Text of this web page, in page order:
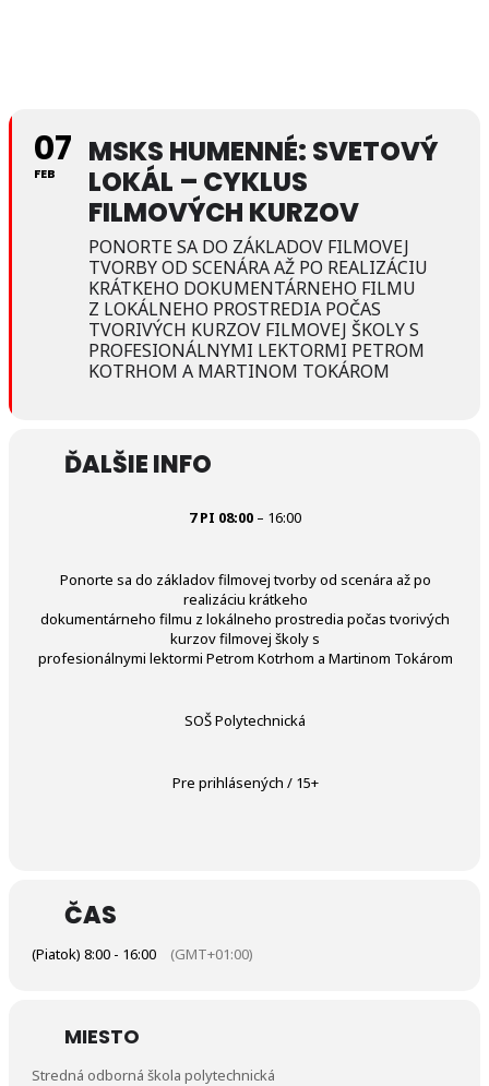
07
FEB
MSKS HUMENNÉ: SVETOVÝ
LOKÁL – CYKLUS
FILMOVÝCH KURZOV
PONORTE SA DO ZÁKLADOV FILMOVEJ
TVORBY OD SCENÁRA AŽ PO REALIZÁCIU
KRÁTKEHO DOKUMENTÁRNEHO FILMU
Z LOKÁLNEHO PROSTREDIA POČAS
TVORIVÝCH KURZOV FILMOVEJ ŠKOLY S
PROFESIONÁLNYMI LEKTORMI PETROM
KOTRHOM A MARTINOM TOKÁROM
ĎALŠIE INFO
7 PI 08:00 – 16:00
Ponorte sa do základov filmovej tvorby od scenára až po
realizáciu krátkeho
dokumentárneho filmu z lokálneho prostredia počas tvorivých
kurzov filmovej školy s
profesionálnymi lektormi Petrom Kotrhom a Martinom Tokárom
SOŠ Polytechnická
Pre prihlásených / 15+
ČAS
(Piatok) 8:00 - 16:00 (GMT+01:00)
MIESTO
Stredná odborná škola polytechnická